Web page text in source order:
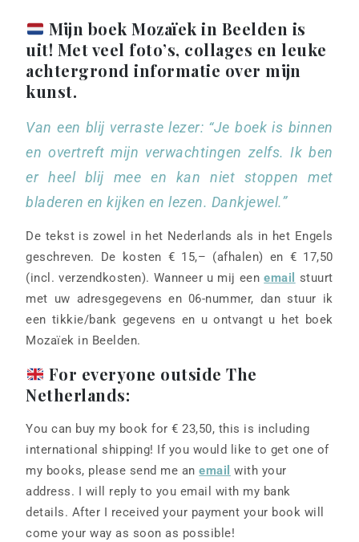
Mijn boek Mozaïek in Beelden is
uit! Met veel foto’s, collages en leuke
achtergrond informatie over mijn
kunst.
Van een blij verraste lezer: “Je boek is binnen
en overtreft mijn verwachtingen zelfs. Ik ben
er heel blij mee en kan niet stoppen met
bladeren en kijken en lezen. Dankjewel.”
De tekst is zowel in het Nederlands als in het Engels
geschreven. De kosten € 15,– (afhalen) en € 17,50
(incl. verzendkosten). Wanneer u mij eenemail
stuurt
met uw adresgegevens en 06-nummer, dan stuur ik
een tikkie/bank gegevens en u ontvangt u het boek
Mozaïek in Beelden.
For everyone outside The
Netherlands:
You can buy my book for € 23,50, this is including
international shipping! If you would like to get one of
my books, please send me anemail with your
address. I will reply to you email with my bank
details. After I received your payment your book will
come your way as soon as possible!